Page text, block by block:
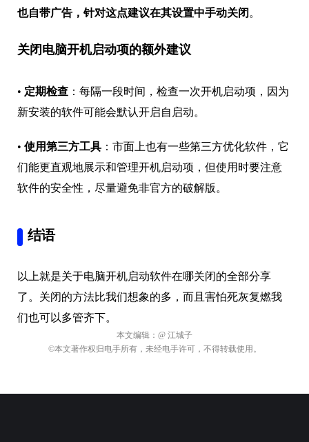
也自带广告，针对这点建议在其设置中手动关闭 。
关闭电脑开机启动项的额外建议
• 定期检查 ：每隔一段时间，检查一次开机启动项，因为
新安装的软件可能会默认开启自启动。
• 使用第三方工具 ：市面上也有一些第三方优化软件，它
们能更直观地展示和管理开机启动项，但使用时要注意
软件的安全性，尽量避免非官方的破解版。
结语
以上就是关于电脑开机启动软件在哪关闭的全部分享
了。关闭的方法比我们想象的多，而且害怕死灰复燃我
们也可以多管齐下。
本文编辑： @ 江城子
©本文著作权归电手所有，未经电手许可，不得转载使用。